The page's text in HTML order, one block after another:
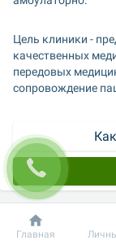
Цель клиники -
качественных
передовых
сопровождение
Добробут
Главная